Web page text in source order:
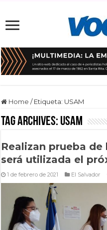
Home / Etiqueta: USAM
Tag Archives: USAM
Realizan prueba
será utilizada el
1 de febrero de 2021 El Salvador